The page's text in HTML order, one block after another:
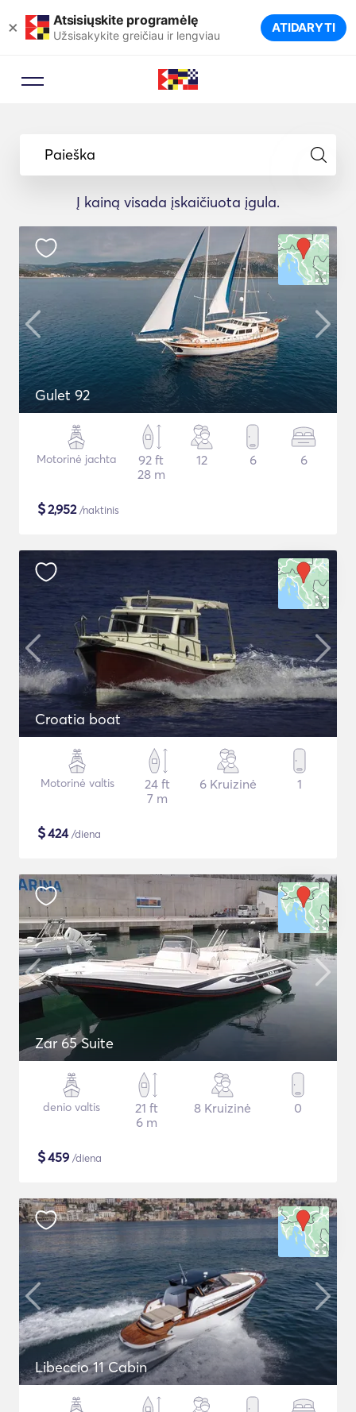
× Atsisiųskite programėlę
Užsisakykite greičiau ir lengviau ATIDARYTI
Paieška
Į kainą visada įskaičiuota įgula.
Gulet 92
Motorinė jachta
92 ft
28 m
12 6 6
$2,952/naktinis
Croatia boat
Motorinė valtis
24 ft
7 m
6 Kruizinė 1
$424/diena
Zar 65 Suite
denio valtis
21 ft
6 m
8 Kruizinė 0
$459 /diena
Libeccio 11 Cabin